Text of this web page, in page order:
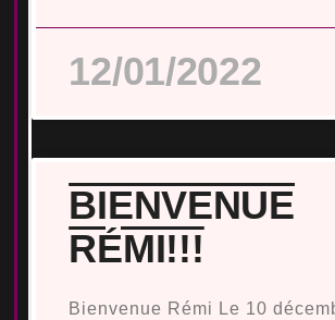
12/01/2022
BIENVENUE
RÉMI!!!
Bienvenue Rémi Le 10